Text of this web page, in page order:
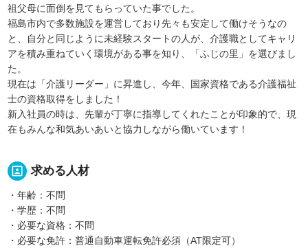
祖父母に面倒を見てもらっていた事でした。
福島市内で多数施設を運営しており先々も安定して働けそうなの
と、自分と同じように未経験スタートの人が、介護職としてキャリ
アを積み重ねていく環境がある事を知り、「ふじの里」を選びまし
た。
現在は「介護リーダー」に昇進し、今年、国家資格である介護福祉
士の資格取得をしました！
新入社員の時は、先輩が丁寧に指導してくれたことが印象的で、現
在もみんな和気あいあいと協力しながら働いています！
portrait 求める人材
・年齢：不問
・学歴：不問
・必要な資格：不問
・必要な免許：普通自動車運転免許必須（AT限定可）